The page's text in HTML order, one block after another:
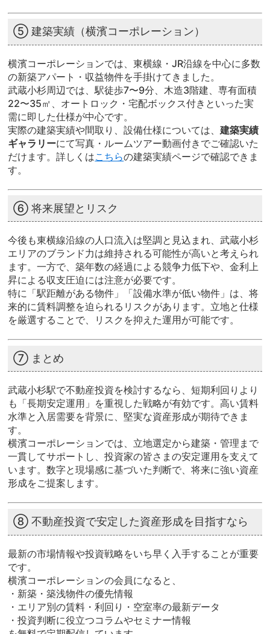
⑤ 建築実績（横濱コーポレーション）
横濱コーポレーションでは、東横線・JR沿線を中心に多数
の新築アパート・収益物件を手掛けてきました。
武蔵小杉周辺では、駅徒歩7〜9分、木造3階建、専有面積
22〜35㎡、オートロック・宅配ボックス付きといった実
需に即した仕様が中心です。
実際の建築実績や間取り、設備仕様については、建築実績
ギャラリーにて写真・ルームツアー動画付きでご確認いた
だけます。詳しくはこちらの建築実績ページで確認できま
す。
⑥ 将来展望とリスク
今後も東横線沿線の人口流入は堅調と見込まれ、武蔵小杉
エリアのブランド力は維持される可能性が高いと考えられ
ます。一方で、築年数の経過による競争力低下や、金利上
昇による収支圧迫には注意が必要です。
特に「駅距離がある物件」「設備水準が低い物件」は、将
来的に賃料調整を迫られるリスクがあります。立地と仕様
を厳選することで、リスクを抑えた運用が可能です。
⑦ まとめ
武蔵小杉駅で不動産投資を検討するなら、短期利回りより
も「長期安定運用」を重視した戦略が有効です。高い賃料
水準と入居需要を背景に、堅実な資産形成が期待できま
す。
横濱コーポレーションでは、立地選定から建築・管理まで
一貫してサポートし、投資家の皆さまの安定運用を支えて
います。数字と現場感に基づいた判断で、将来に強い資産
形成をご提案します。
⑧ 不動産投資で安定した資産形成を目指すなら
最新の市場情報や投資戦略をいち早く入手することが重要
です。
横濱コーポレーションの会員になると、
・新築・築浅物件の優先情報
・エリア別の賃料・利回り・空室率の最新データ
・投資判断に役立つコラムやセミナー情報